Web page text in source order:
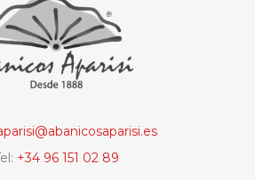
+34 96 151 02 89